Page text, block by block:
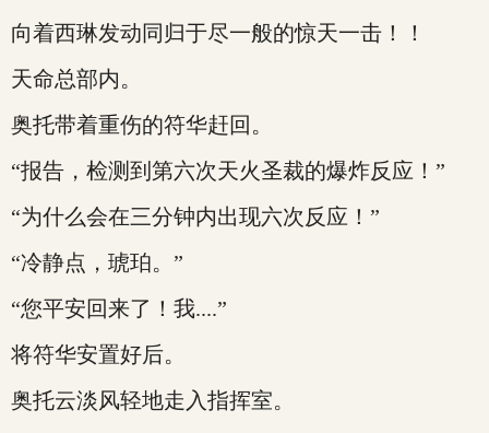
向着西琳发动同归于尽一般的惊天一击！！
天命总部内。
奥托带着重伤的符华赶回。
“报告，检测到第六次天火圣裁的爆炸反应！”
“为什么会在三分钟内出现六次反应！”
“冷静点，琥珀。”
“您平安回来了！我....”
将符华安置好后。
奥托云淡风轻地走入指挥室。